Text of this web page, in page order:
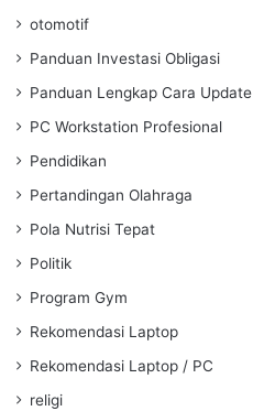
otomotif
Panduan Investasi Obligasi
Panduan Lengkap Cara Update
PC Workstation Profesional
Pendidikan
Pertandingan Olahraga
Pola Nutrisi Tepat
Politik
Program Gym
Rekomendasi Laptop
Rekomendasi Laptop / PC
religi